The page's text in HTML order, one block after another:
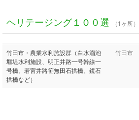
ヘリテージング１００選 （1ヶ所）
竹田市・農業水利施設群（白水溜池
堰堤水利施設、明正井路一号幹線一
号橋、若宮井路笹無田石拱橋、鏡石
拱橋など）
竹田市